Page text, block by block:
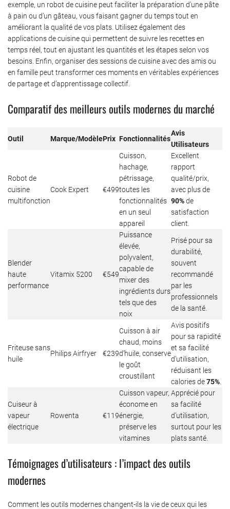
exemple, un robot de cuisine peut faciliter la préparation d’une pâte
à pain ou d’un gâteau, vous faisant gagner du temps tout en
améliorant la qualité de vos plats. Utilisez également des
applications de cuisine qui permettent de suivre les recettes en
temps réel, tout en ajustant les quantités et les étapes selon vos
besoins. Enfin, organiser des sessions de cuisine avec des amis ou
en famille peut transformer ces moments en véritables expériences
de partage et d’apprentissage collectif.
Comparatif des meilleurs outils modernes du marché
Outil Marque/ModèlePrix Fonctionnalités
Avis
Utilisateurs
Robot de
cuisine
multifonction
Cook Expert €499
Cuisson,
hachage,
pétrissage,
toutes les
fonctionnalités
en un seul
appareil
Excellent
rapport
qualité/prix,
avec plus de
90%de
satisfaction
client.
Blender
haute
performance
Vitamix 5200 €549
Puissance
élevée,
polyvalent,
capable de
mixer des
ingrédients durs
tels que des
noix
Prisé pour sa
durabilité,
souvent
recommandé
par les
professionnels
de la santé.
Friteuse sans
huile
Philips Airfryer €239
Cuisson à air
chaud, moins
d’huile, conserve
le goût
croustillant
Avis positifs
pour sa rapidité
et sa facilité
d’utilisation,
réduisant les
calories de75%
Cuiseur à
vapeur
électrique
Rowenta €119
Cuisson vapeur,
économe en
énergie,
préserve les
vitamines
Apprécié pour
sa facilité
d’utilisation,
surtout pour les
plats santé.
Témoignages d’utilisateurs : l’impact des outils
modernes
Comment les outils modernes changent-ils la vie de ceux qui les